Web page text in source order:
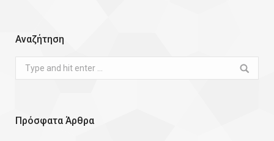
Αναζήτηση
Search:
Πρόσφατα Άρθρα